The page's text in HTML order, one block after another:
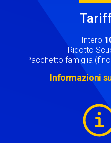
Intero
Ridotto
Pacchetto famiglia
Informazioni